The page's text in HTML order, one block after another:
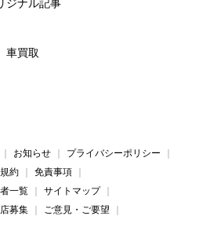
ジナル記事
車買取
お知らせ
プライバシーポリシー
約
免責事項
一覧
サイトマップ
募集
ご意見・ご要望